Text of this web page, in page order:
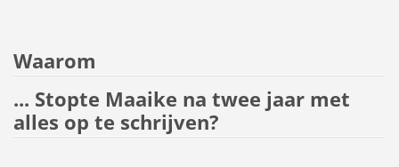
Waarom
... Stopte Maaike na twee jaar met
alles op te schrijven?